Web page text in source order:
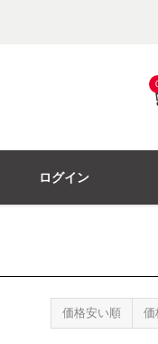
ログイン
価格安い順 価